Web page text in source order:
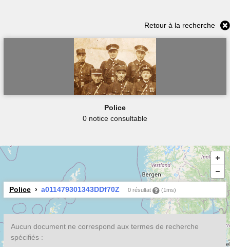
Retour à la recherche
Police
0 notice consultable
Police a011479301343DDf70Z 0 résultat (1ms)
Aucun document ne correspond aux termes de recherche
spécifiés :